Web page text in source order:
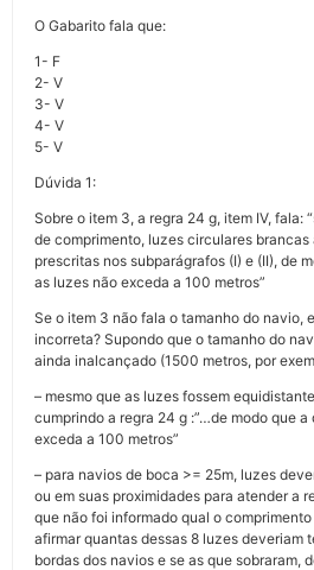
O Gabarito fala que:
1- F
2- V
3- V
4- V
5- V
Dúvida 1:
Sobre o item 3, a regra 24 g, item IV, fala:
de comprimento, luzes circulares
prescritas nos subparágrafos (I) e (II), de
as luzes não exceda a 100 metros”
Se o item 3 não fala o tamanho do navio,
incorreta? Supondo que o tamanho do
ainda inalcançado (1500 metros, por
– mesmo que as luzes fossem
cumprindo a regra 24 g :”…de modo que
exceda a 100 metros”
– para navios de boca >= 25m, luzes
ou em suas proximidades para atender a
que não foi informado qual o
afirmar quantas dessas 8 luzes deveriam
bordas dos navios e se as que sobraram,